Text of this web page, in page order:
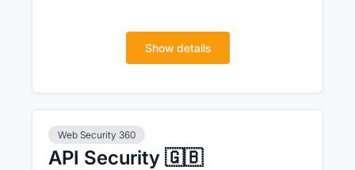
Show details
Web Security 360
API Security 🇬🇧